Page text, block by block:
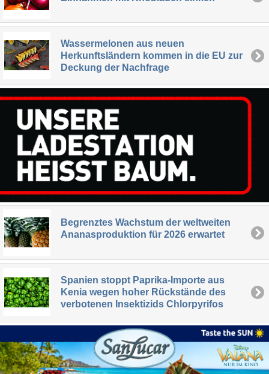
Wassermelonen aus neuen
Herkunftsländern kommen in die EU zur
Deckung der Nachfrage
Begrenztes Wachstum der weltweiten
Ananasproduktion für 2026 erwartet
Spanien stoppt Paprika-Importe aus
Kenia wegen hoher Rückstände des
verbotenen Insektizids Chlorpyrifos